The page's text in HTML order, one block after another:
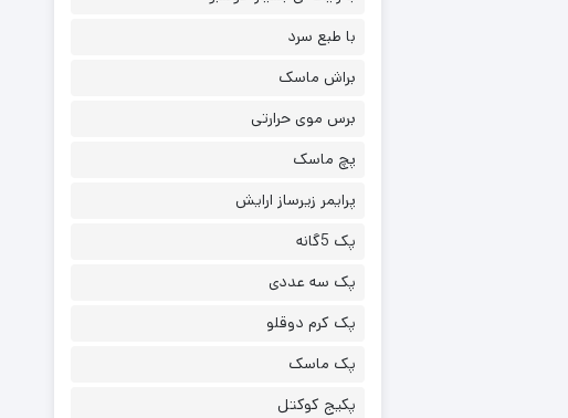
با طبع سرد
براش ماسک
برس موی حرارتی
پچ ماسک
پرایمر زیرساز ارایش
پک 5گانه
پک سه عددی
پک کرم دوقلو
پک ماسک
پکیج کوکتل